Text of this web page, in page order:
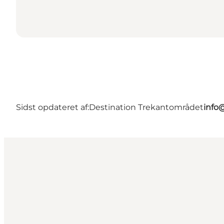
Sidst opdateret af:Destination Trekantområdet